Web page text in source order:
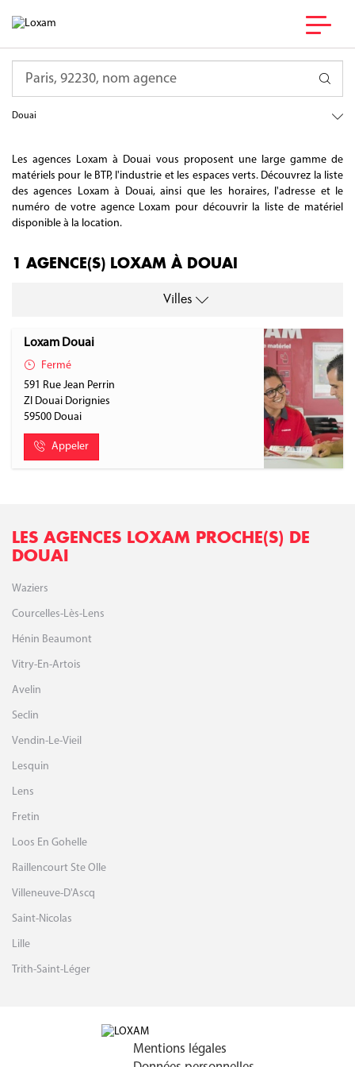
Douai
Les agences Loxam à Douai vous proposent une large gamme de
matériels pour le BTP, l'industrie et les espaces verts. Découvrez la liste
des agences Loxam à Douai, ainsi que les horaires, l'adresse et le
numéro de votre agence Loxam pour découvrir la liste de matériel
disponible à la location.
1 AGENCE(S) LOXAM À DOUAI
Villes
Loxam Douai
Fermé
591 Rue Jean Perrin
ZI Douai Dorignies
59500 Douai
Appeler
LES AGENCES LOXAM PROCHE(S) DE
DOUAI
Waziers
Courcelles-Lès-Lens
Hénin Beaumont
Vitry-En-Artois
Avelin
Seclin
Vendin-Le-Vieil
Lesquin
Lens
Fretin
Loos En Gohelle
Raillencourt Ste Olle
Villeneuve-D'Ascq
Saint-Nicolas
Lille
Trith-Saint-Léger
Mentions légales